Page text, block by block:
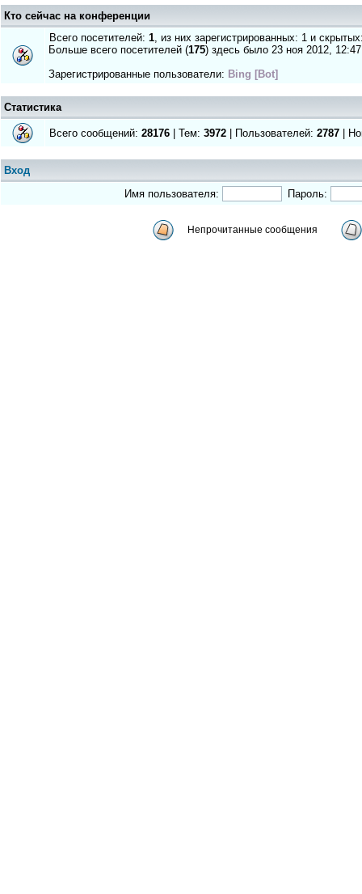
Кто сейчас на конференции
Всего посетителей: 1, из них зарегистрированных: 1 и
Больше всего посетителей (175) здесь было 23 ноя 2012, 12:47
Зарегистрированные пользователи: Bing [Bot]
Статистика
Всего сообщений: 28176 | Тем: 3972 | Пользователей: 2787 |
Вход
Имя пользователя:
Пароль:
Непрочитанные сообщения